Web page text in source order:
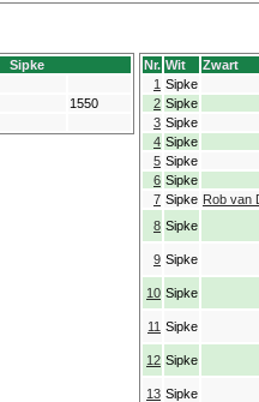
Sipke
1550
Nr. Wit
Zwart
1 Sipke
2 Sipke
3 Sipke
4 Sipke
5 Sipke
6 Sipke
7 Sipke Rob van
8 Sipke
9 Sipke
10 Sipke
11 Sipke
12 Sipke
13 Sipke